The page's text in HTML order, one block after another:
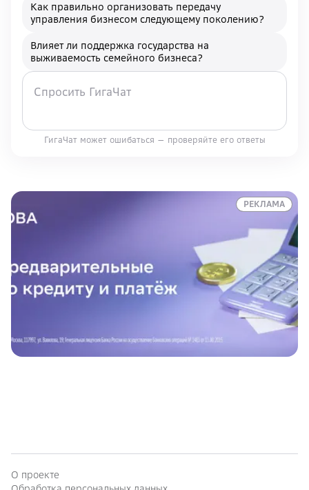
Как правильно организовать передачу
управления бизнесом следующему поколению?
Влияет ли поддержка государства на
выживаемость семейного бизнеса?
ГигаЧат может ошибаться — проверяйте его ответы
РЕКЛАМА
О проекте